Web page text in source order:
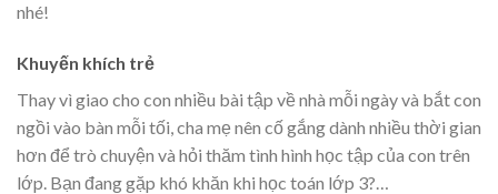
nhé!
Khuyến khích trẻ
Thay vì giao cho con nhiều bài tập về nhà mỗi ngày và bắt con
ngồi vào bàn mỗi tối, cha mẹ nên cố gắng dành nhiều thời gian
hơn để trò chuyện và hỏi thăm tình hình học tập của con trên
lớp. Bạn đang gặp khó khăn khi học toán lớp 3?…